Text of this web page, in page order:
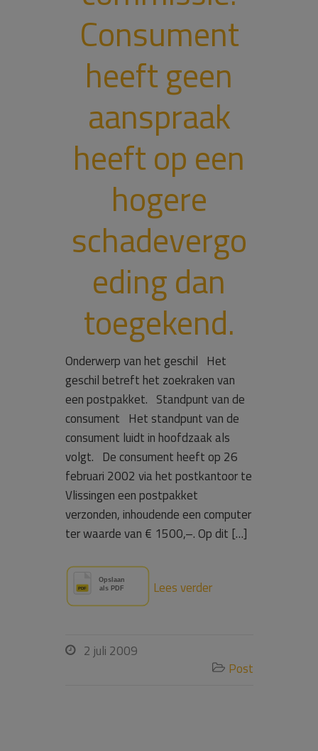
Consument
heeft geen
aanspraak
heeft op een
hogere
schadevergo
eding dan
toegekend.
Onderwerp van het geschil Het
geschil betreft het zoekraken van
een postpakket. Standpunt van de
consument Het standpunt van de
consument luidt in hoofdzaak als
volgt. De consument heeft op 26
februari 2002 via het postkantoor te
Vlissingen een postpakket
verzonden, inhoudende een computer
ter waarde van € 1500,–. Op dit […]
Lees verder
 2 juli 2009
 Post